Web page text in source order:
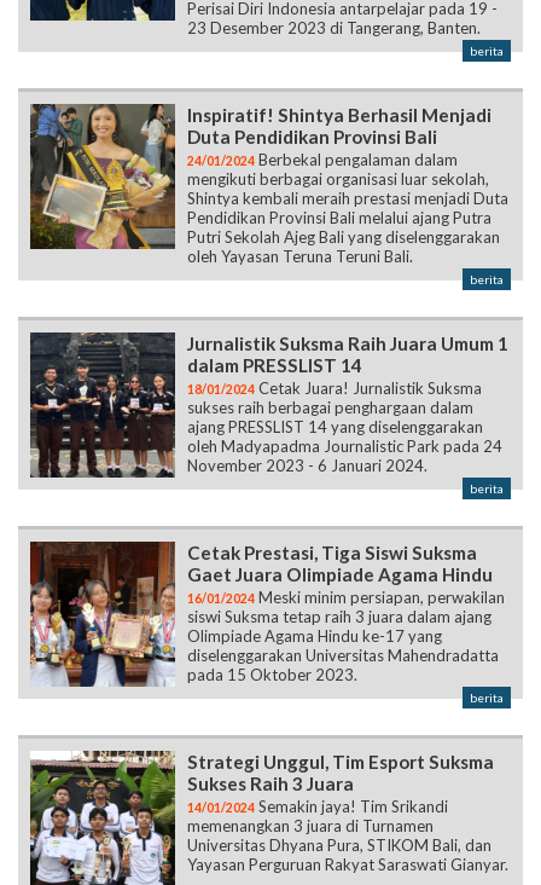
Perisai Diri Indonesia antarpelajar pada 19 -
23 Desember 2023 di Tangerang, Banten.
berita
Inspiratif! Shintya Berhasil Menjadi
Duta Pendidikan Provinsi Bali
24/01/2024 Berbekal pengalaman dalam
mengikuti berbagai organisasi luar sekolah,
Shintya kembali meraih prestasi menjadi Duta
Pendidikan Provinsi Bali melalui ajang Putra
Putri Sekolah Ajeg Bali yang diselenggarakan
oleh Yayasan Teruna Teruni Bali.
berita
Jurnalistik Suksma Raih Juara Umum 1
dalam PRESSLIST 14
18/01/2024 Cetak Juara! Jurnalistik Suksma
sukses raih berbagai penghargaan dalam
ajang PRESSLIST 14 yang diselenggarakan
oleh Madyapadma Journalistic Park pada 24
November 2023 - 6 Januari 2024.
berita
Cetak Prestasi, Tiga Siswi Suksma
Gaet Juara Olimpiade Agama Hindu
16/01/2024 Meski minim persiapan, perwakilan
siswi Suksma tetap raih 3 juara dalam ajang
Olimpiade Agama Hindu ke-17 yang
diselenggarakan Universitas Mahendradatta
pada 15 Oktober 2023.
berita
Strategi Unggul, Tim Esport Suksma
Sukses Raih 3 Juara
14/01/2024 Semakin jaya! Tim Srikandi
memenangkan 3 juara di Turnamen
Universitas Dhyana Pura, STIKOM Bali, dan
Yayasan Perguruan Rakyat Saraswati Gianyar.